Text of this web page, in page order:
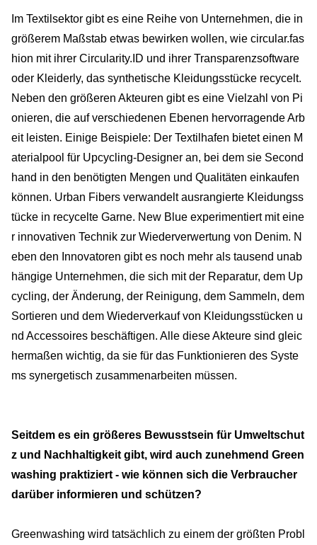
Im Textilsektor gibt es eine Reihe von Unternehmen, die in
größerem Maßstab etwas bewirken wollen, wie circular.fas
hion mit ihrer Circularity.ID und ihrer Transparenzsoftware
oder Kleiderly, das synthetische Kleidungsstücke recycelt.
Neben den größeren Akteuren gibt es eine Vielzahl von Pi
onieren, die auf verschiedenen Ebenen hervorragende Arb
eit leisten. Einige Beispiele: Der Textilhafen bietet einen M
aterialpool für Upcycling-Designer an, bei dem sie Second
hand in den benötigten Mengen und Qualitäten einkaufen
können. Urban Fibers verwandelt ausrangierte Kleidungss
tücke in recycelte Garne. New Blue experimentiert mit eine
r innovativen Technik zur Wiederverwertung von Denim. N
eben den Innovatoren gibt es noch mehr als tausend unab
hängige Unternehmen, die sich mit der Reparatur, dem Up
cycling, der Änderung, der Reinigung, dem Sammeln, dem
Sortieren und dem Wiederverkauf von Kleidungsstücken u
nd Accessoires beschäftigen. Alle diese Akteure sind gleic
hermaßen wichtig, da sie für das Funktionieren des Syste
ms synergetisch zusammenarbeiten müssen.
Seitdem es ein größeres Bewusstsein für Umweltschut
z und Nachhaltigkeit gibt, wird auch zunehmend Green
washing praktiziert - wie können sich die Verbraucher
darüber informieren und schützen?
Greenwashing wird tatsächlich zu einem der größten Probl